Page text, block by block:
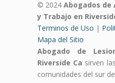
© 2024 Abogados de
y Trabajo en
Terminos de Uso |
Mapa del Sitio
Abogado de
Riverside Ca sirven
comunidades del sur